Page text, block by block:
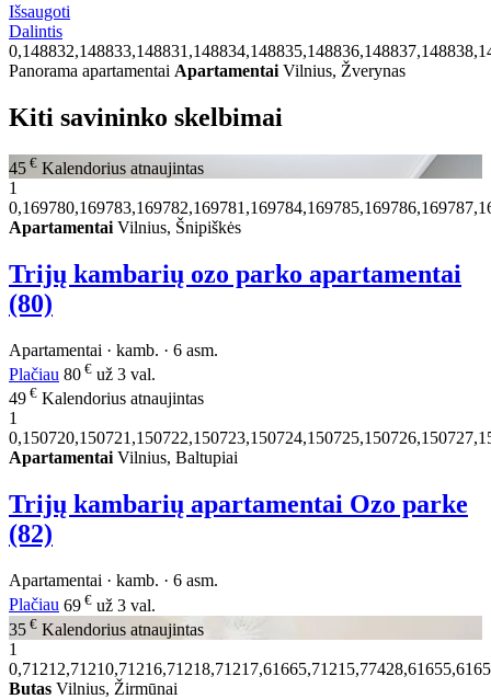
Išsaugoti
Dalintis
Panorama apartamentai Apartamentai Vilnius, Žverynas
Kiti savininko skelbimai
45 € Kalendorius atnaujintas
1
Apartamentai Vilnius, Šnipiškės
Trijų kambarių ozo parko apartamentai
(80)
Apartamentai · kamb. · 6 asm.
Plačiau 80 € už 3 val.
49 € Kalendorius atnaujintas
1
Apartamentai Vilnius, Baltupiai
Trijų kambarių apartamentai Ozo parke
(82)
Apartamentai · kamb. · 6 asm.
Plačiau 69 € už 3 val.
35 € Kalendorius atnaujintas
1
Butas Vilnius, Žirmūnai